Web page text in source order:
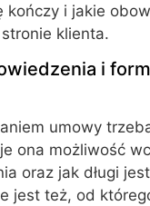
kończy i jakie
klienta.
i
umowy
ona możliwość
oraz jak długi
jest też, od